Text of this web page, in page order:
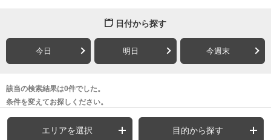
日付から探す
今日 明日 今週末
該当の検索結果は0件でした。
条件を変えてお探しください。
エリアを選択 目的から探す